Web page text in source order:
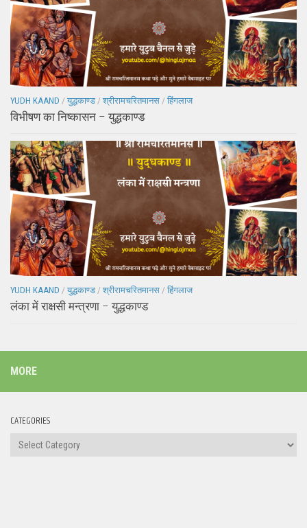
YUDH KAAND / युद्धकाण्ड / श्रीरामचरितमानस / हिंगलाज
विभीषण का निष्कासन – युद्धकाण्ड
YUDH KAAND / युद्धकाण्ड / श्रीरामचरितमानस / हिंगलाज
लंका में राक्षसी मन्त्रणा – युद्धकाण्ड
MORE
CATEGORIES
Categories